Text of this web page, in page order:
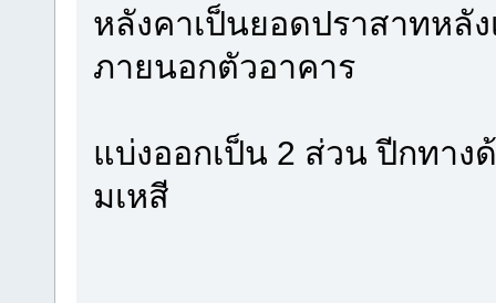
หลังคาเป็นยอดปราสาทหลั
ภายนอกตัวอาคาร
แบ่งออกเป็น 2 ส่วน ปีกทา
มเหสี